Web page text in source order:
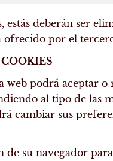
estás deberán ser
ofrecido por el
podrá aceptar
al tipo de las
cambiar sus
de su navegador